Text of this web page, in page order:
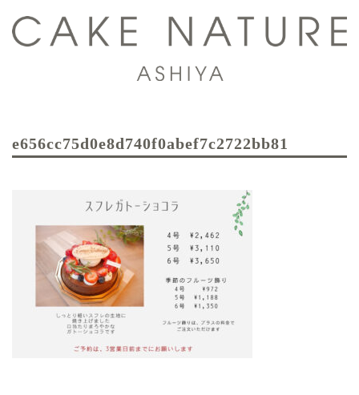
ル
ュ
e656cc75d0e8d740f0abef7c2722bb81